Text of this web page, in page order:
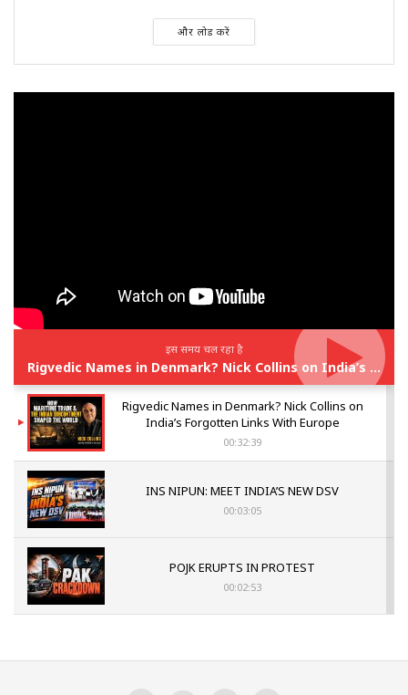
और लोड करें
इस समय चल रहा है
Rigvedic Names in Denmark? Nick Collins on India’s Forgotten Links With Europe
Rigvedic Names in Denmark? Nick Collins on
India’s Forgotten Links With Europe
00:32:39
INS NIPUN: MEET INDIA’S NEW DSV
00:03:05
POJK ERUPTS IN PROTEST
00:02:53
Sagar